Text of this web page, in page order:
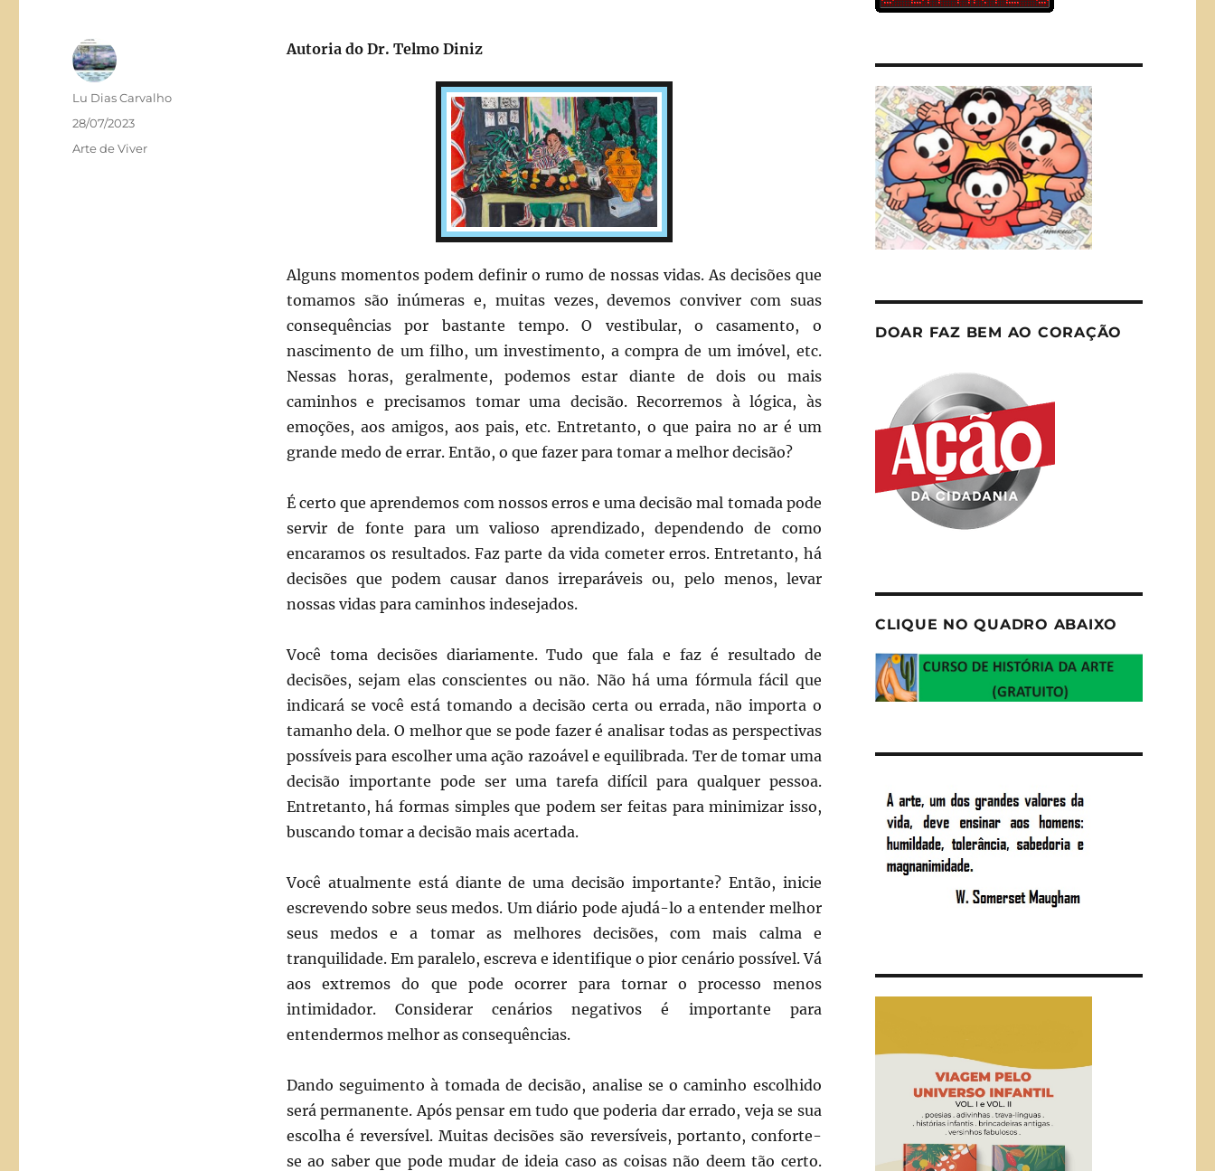
Autoria do Dr. Telmo Diniz
Alguns momentos podem definir o rumo de nossas vidas. As decisões que
tomamos são inúmeras e, muitas vezes, devemos conviver com suas
consequências por bastante tempo. O vestibular, o casamento, o
nascimento de um filho, um investimento, a compra de um imóvel, etc.
Nessas horas, geralmente, podemos estar diante de dois ou mais
caminhos e precisamos tomar uma decisão. Recorremos à lógica, às
emoções, aos amigos, aos pais, etc. Entretanto, o que paira no ar é um
grande medo de errar. Então, o que fazer para tomar a melhor decisão?
É certo que aprendemos com nossos erros e uma decisão mal tomada pode
servir de fonte para um valioso aprendizado, dependendo de como
encaramos os resultados. Faz parte da vida cometer erros. Entretanto, há
decisões que podem causar danos irreparáveis ou, pelo menos, levar
nossas vidas para caminhos indesejados.
Você toma decisões diariamente. Tudo que fala e faz é resultado de
decisões, sejam elas conscientes ou não. Não há uma fórmula fácil que
indicará se você está tomando a decisão certa ou errada, não importa o
tamanho dela. O melhor que se pode fazer é analisar todas as perspectivas
possíveis para escolher uma ação razoável e equilibrada. Ter de tomar uma
decisão importante pode ser uma tarefa difícil para qualquer pessoa.
Entretanto, há formas simples que podem ser feitas para minimizar isso,
buscando tomar a decisão mais acertada.
Você atualmente está diante de uma decisão importante? Então, inicie
escrevendo sobre seus medos. Um diário pode ajudá-lo a entender melhor
seus medos e a tomar as melhores decisões, com mais calma e
tranquilidade. Em paralelo, escreva e identifique o pior cenário possível. Vá
aos extremos do que pode ocorrer para tornar o processo menos
intimidador. Considerar cenários negativos é importante para
entendermos melhor as consequências.
Dando seguimento à tomada de decisão, analise se o caminho escolhido
será permanente. Após pensar em tudo que poderia dar errado, veja se sua
escolha é reversível. Muitas decisões são reversíveis, portanto, conforte-
se ao saber que pode mudar de ideia caso as coisas não deem tão certo.
Autor
Lu Dias Carvalho
Publicado
em
28/07/2023
Categorias
Arte de Viver
DOAR FAZ BEM AO CORAÇÃO
CLIQUE NO QUADRO ABAIXO